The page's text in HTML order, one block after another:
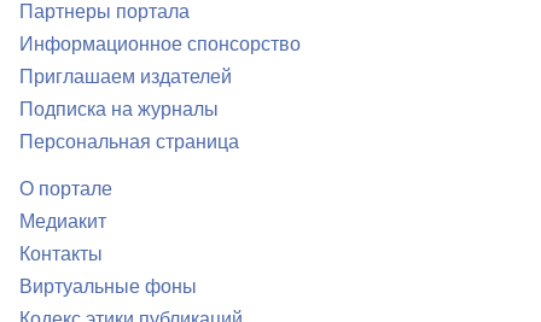
Партнеры портала
Информационное спонсорство
Приглашаем издателей
Подписка на журналы
Персональная страница
О портале
Медиакит
Контакты
Виртуальные фоны